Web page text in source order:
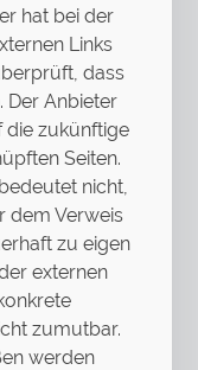
hat bei der
Links
dass
Der Anbieter
die zukünftige
Seiten.
nicht,
dem Verweis
zu eigen
externen
zumutbar.
werden